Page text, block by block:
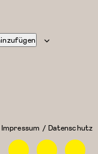
Impressum / Datenschutz
FacebookInstagramLinkedin